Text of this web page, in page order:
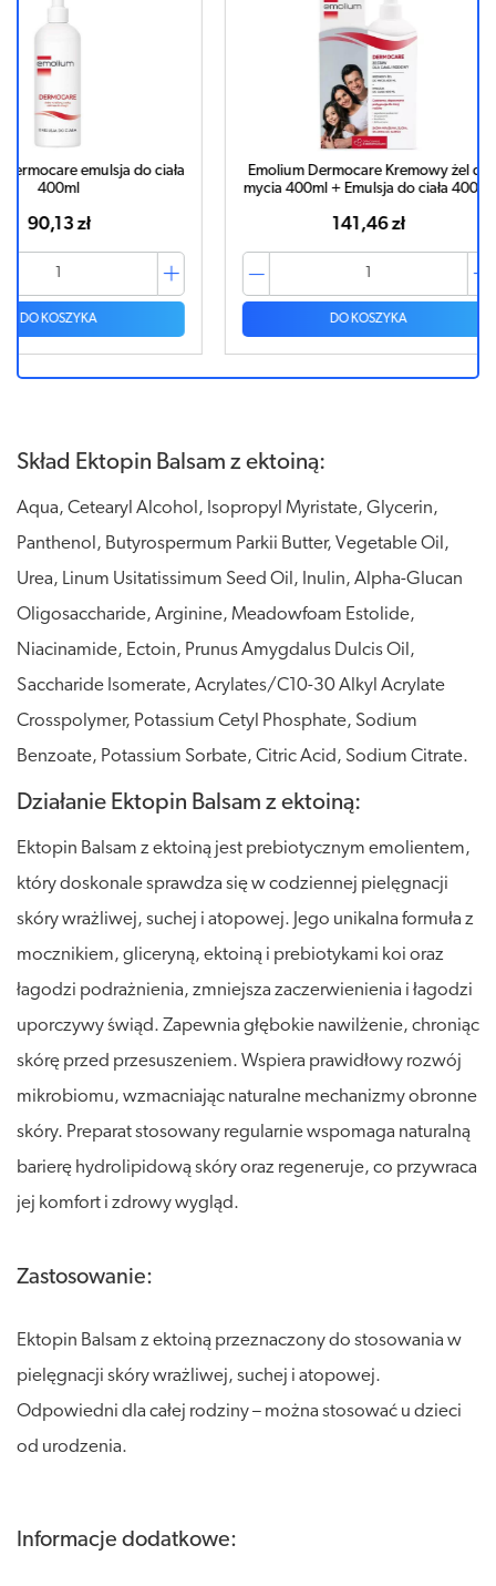
ciała
Emolium Dermocare Kremowy żel do
mycia 400ml + Emulsja do ciała 400ml
Skład Ektopin Balsam z ektoiną:
Aqua, Cetearyl Alcohol, Isopropyl Myristate, Glycerin,
Panthenol, Butyrospermum Parkii Butter, Vegetable Oil,
Urea, Linum Usitatissimum Seed Oil, Inulin, Alpha-Glucan
Oligosaccharide, Arginine, Meadowfoam Estolide,
Niacinamide, Ectoin, Prunus Amygdalus Dulcis Oil,
Saccharide Isomerate, Acrylates/C10-30 Alkyl Acrylate
Crosspolymer, Potassium Cetyl Phosphate, Sodium
Benzoate, Potassium Sorbate, Citric Acid, Sodium Citrate.
Działanie Ektopin Balsam z ektoiną:
Ektopin Balsam z ektoiną jest prebiotycznym emolientem,
który doskonale sprawdza się w codziennej pielęgnacji
skóry wrażliwej, suchej i atopowej. Jego unikalna formuła z
mocznikiem, gliceryną, ektoiną i prebiotykami koi oraz
łagodzi podrażnienia, zmniejsza zaczerwienienia i łagodzi
uporczywy świąd. Zapewnia głębokie nawilżenie, chroniąc
skórę przed przesuszeniem. Wspiera prawidłowy rozwój
mikrobiomu, wzmacniając naturalne mechanizmy obronne
skóry. Preparat stosowany regularnie wspomaga naturalną
barierę hydrolipidową skóry oraz regeneruje, co przywraca
jej komfort i zdrowy wygląd.
Zastosowanie:
Ektopin Balsam z ektoiną przeznaczony do stosowania w
pielęgnacji skóry wrażliwej, suchej i atopowej.
Odpowiedni dla całej rodziny – można stosować u dzieci
od urodzenia.
Informacje dodatkowe: